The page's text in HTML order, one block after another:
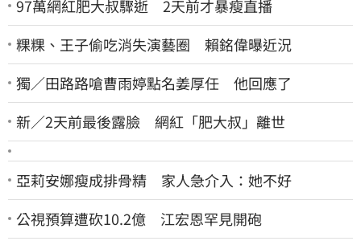
97萬網紅肥大叔驟逝 2天前才暴瘦直播
粿粿、王子偷吃消失演藝圈 賴銘偉曝近況
獨／田路路嗆曹雨婷點名姜厚任 他回應了
新／2天前最後露臉 網紅「肥大叔」離世
亞莉安娜瘦成排骨精 家人急介入：她不好
公視預算遭砍10.2億 江宏恩罕見開砲